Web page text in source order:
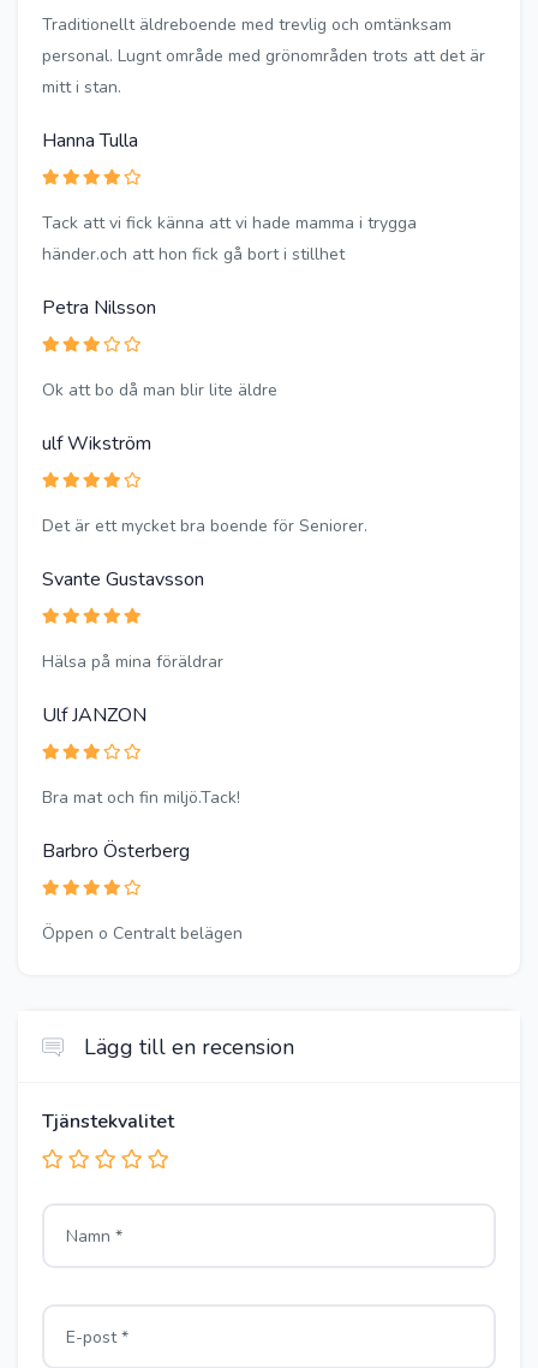
Traditionellt äldreboende med trevlig och omtänksam
personal. Lugnt område med grönområden trots att det är
mitt i stan.
Hanna Tulla
Tack att vi fick känna att vi hade mamma i trygga
händer.och att hon fick gå bort i stillhet
Petra Nilsson
Ok att bo då man blir lite äldre
ulf Wikström
Det är ett mycket bra boende för Seniorer.
Svante Gustavsson
Hälsa på mina föräldrar
Ulf JANZON
Bra mat och fin miljö.Tack!
Barbro Österberg
Öppen o Centralt belägen
Lägg till en recension
Tjänstekvalitet